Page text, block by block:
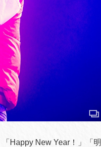
Happy New Year！」「明